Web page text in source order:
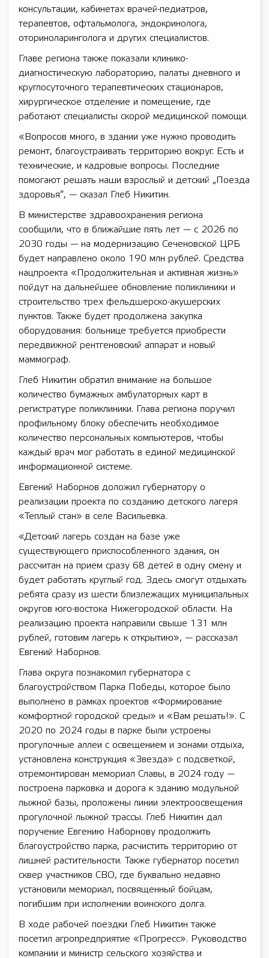
консультации, кабинетах врачей-педиатров,
терапевтов, офтальмолога, эндокринолога,
оториноларинголога и других специалистов.
Главе региона также показали клинико-
диагностическую лабораторию, палаты дневного и
круглосуточного терапевтических стационаров,
хирургическое отделение и помещение, где
работают специалисты скорой медицинской помощи.
«Вопросов много, в здании уже нужно проводить
ремонт, благоустраивать территорию вокруг. Есть и
технические, и кадровые вопросы. Последние
помогают решать наши взрослый и детский „Поезда
здоровья“, — сказал Глеб Никитин.
В министерстве здравоохранения региона
сообщили, что в ближайшие пять лет — с 2026 по
2030 годы — на модернизацию Сеченовской ЦРБ
будет направлено около 190 млн рублей. Средства
нацпроекта «Продолжительная и активная жизнь»
пойдут на дальнейшее обновление поликлиники и
строительство трех фельдшерско-акушерских
пунктов. Также будет продолжена закупка
оборудования: больнице требуется приобрести
передвижной рентгеновский аппарат и новый
маммограф.
Глеб Никитин обратил внимание на большое
количество бумажных амбулаторных карт в
регистратуре поликлиники. Глава региона поручил
профильному блоку обеспечить необходимое
количество персональных компьютеров, чтобы
каждый врач мог работать в единой медицинской
информационной системе.
Евгений Наборнов доложил губернатору о
реализации проекта по созданию детского лагеря
«Теплый стан» в селе Васильевка.
«Детский лагерь создан на базе уже
существующего приспособленного здания, он
рассчитан на прием сразу 68 детей в одну смену и
будет работать круглый год. Здесь смогут отдыхать
ребята сразу из шести близлежащих муниципальных
округов юго-востока Нижегородской области. На
реализацию проекта направили свыше 131 млн
рублей, готовим лагерь к открытию», — рассказал
Евгений Наборнов.
Глава округа познакомил губернатора с
благоустройством Парка Победы, которое было
выполнено в рамках проектов «Формирование
комфортной городской среды» и «Вам решать!». С
2020 по 2024 годы в парке были устроены
прогулочные аллеи с освещением и зонами отдыха,
установлена конструкция «Звезда» с подсветкой,
отремонтирован мемориал Славы, в 2024 году —
построена парковка и дорога к зданию модульной
лыжной базы, проложены линии электроосвещения
прогулочной лыжной трассы. Глеб Никитин дал
поручение Евгению Наборнову продолжить
благоустройство парка, расчистить территорию от
лишней растительности. Также губернатор посетил
сквер участников СВО, где буквально недавно
установили мемориал, посвященный бойцам,
погибшим при исполнении воинского долга.
В ходе рабочей поездки Глеб Никитин также
посетил агропредприятие «Прогресс». Руководство
компании и министр сельского хозяйства и